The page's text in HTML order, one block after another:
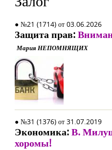
● №21 (1714) от 03.06.2026
Защита прав:
Мария НЕПОМНЯЩИХ
● №31 (1376) от 31.07.2019
Экономика:В.
хоромы!